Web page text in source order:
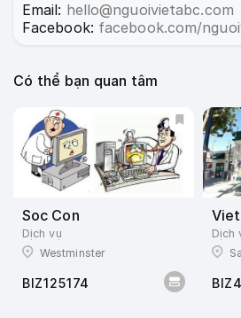
Email: hello@nguoivietabc.com
Facebook: facebook.com/
Có thể bạn quan tâm
Soc Con
Dịch vụ
Westminster
BIZ125174
Dịch